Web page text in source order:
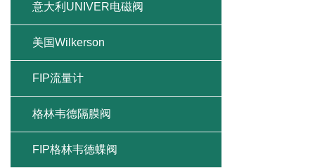
意大利UNIVER电磁阀
美国Wilkerson
FIP流量计
格林韦德隔膜阀
FIP格林韦德蝶阀